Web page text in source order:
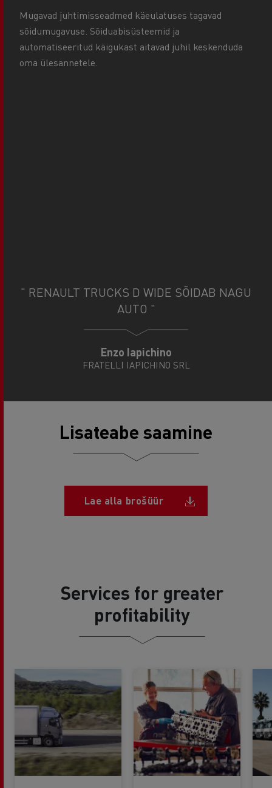
Mugavad juhtimisseadmed käeulatuses tagavad
sõidumugavuse. Sõiduabisüsteemid ja
automatiseeritud käigukast aitavad juhil keskenduda
oma ülesannetele.
" RENAULT TRUCKS D WIDE SÕIDAB NAGU
AUTO "
Enzo Iapichino
FRATELLI IAPICHINO SRL
Lisateabe saamine
Lae alla brošüür Document
Services for greater
profitability